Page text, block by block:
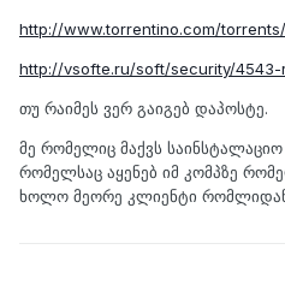
http://www.torrentino.com/
http://vsofte.ru/soft/security/
თუ რაიმეს ვერ გაიგებ დაპოსტე.
მე რომელიც მაქვს
რომელსაც აყენებ იმ კომპზე
ხოლო მეორე კლიენტი